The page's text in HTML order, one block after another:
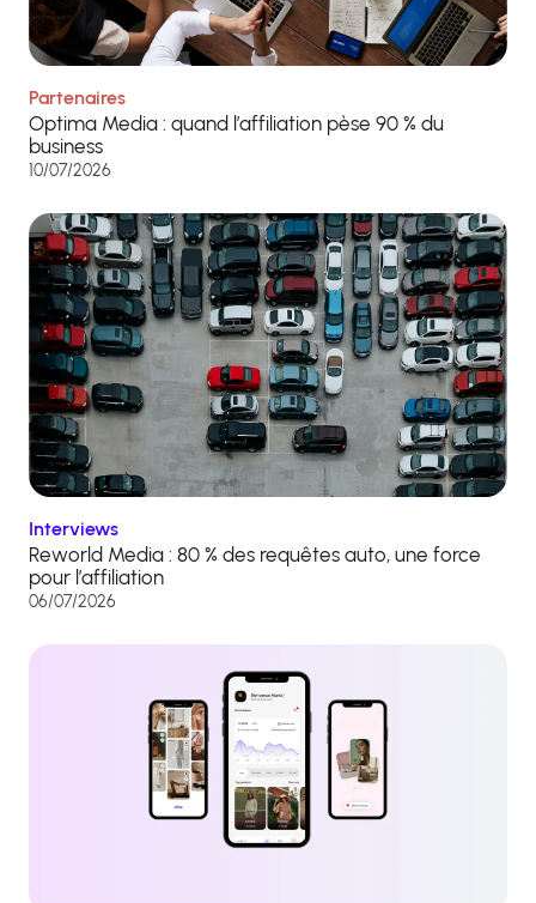
Partenaires
Optima Media : quand l’affiliation pèse 90 % du
business
10/07/2026
Interviews
Reworld Media : 80 % des requêtes auto, une force
pour l’affiliation
06/07/2026